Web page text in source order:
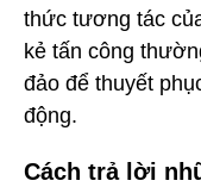
thức tương tác
kẻ tấn công
đảo để thuyết
động.
Cách trả lời